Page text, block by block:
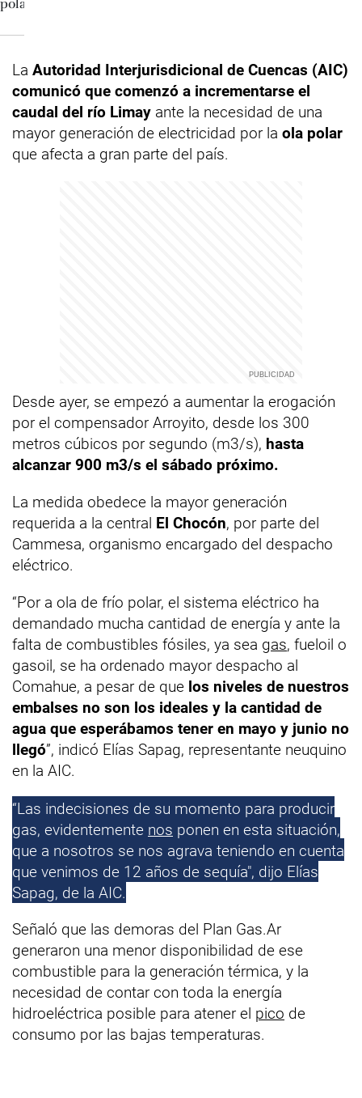
La Autoridad Interjurisdicional de Cuencas (AIC)
comunicó que comenzó a incrementarse el
caudal del río Limay ante la necesidad de una
mayor generación de electricidad por la ola polar
que afecta a gran parte del país.
Desde ayer, se empezó a aumentar la erogación
por el compensador Arroyito, desde los 300
metros cúbicos por segundo (m3/s), hasta
alcanzar 900 m3/s el sábado próximo.
La medida obedece la mayor generación
requerida a la central El Chocón, por parte del
Cammesa, organismo encargado del despacho
eléctrico.
“Por a ola de frío polar, el sistema eléctrico ha
demandado mucha cantidad de energía y ante la
falta de combustibles fósiles, ya sea gas, fueloil o
gasoil, se ha ordenado mayor despacho al
Comahue, a pesar de que los niveles de nuestros
embalses no son los ideales y la cantidad de
agua que esperábamos tener en mayo y junio no
llegó”, indicó Elías Sapag, representante neuquino
en la AIC.
“Las indecisiones de su momento para producir
gas, evidentemente nos ponen en esta situación,
que a nosotros se nos agrava teniendo en cuenta
que venimos de 12 años de sequía", dijo Elías
Sapag, de la AIC.
Señaló que las demoras del Plan Gas.Ar
generaron una menor disponibilidad de ese
combustible para la generación térmica, y la
necesidad de contar con toda la energía
hidroeléctrica posible para atener el pico de
consumo por las bajas temperaturas.